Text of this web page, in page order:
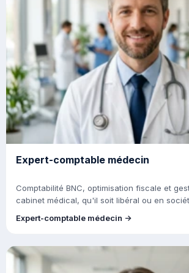
Expert-comptable médecin
Comptabilité BNC, optimisation fiscale et
cabinet médical, qu'il soit libéral ou en
Expert-comptable médecin →